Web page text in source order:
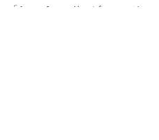
「Agentforce サービスエージ